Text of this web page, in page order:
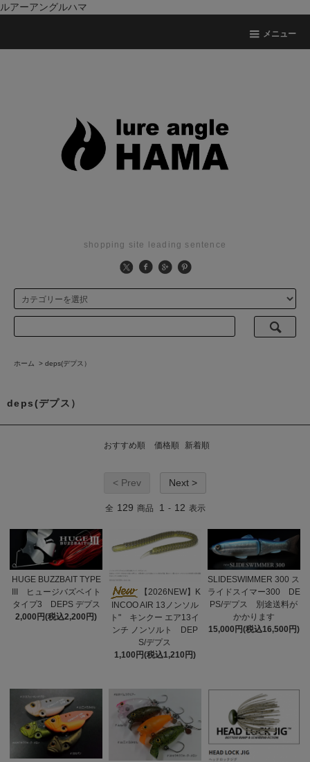
ルアーアングルハマ
メニュー
shopping site leading sentence
ホーム > deps(デプス）
deps(デプス）
おすすめ順 価格順 新着順
< Prev Next >
全 129 商品 1 - 12 表示
HUGE BUZZBAIT TYPE
III ヒュージバズベイト
タイプ3 DEPS デプス
2,000円(税込2,200円)
【2026NEW】K
INCOO AIR 13ノンソル
ト" キンクー エア13イ
ンチ ノンソルト DEP
S/デプス
1,100円(税込1,210円)
SLIDESWIMMER 300 ス
ライドスイマー300 DE
PS/デプス 別途送料が
かかります
15,000円(税込16,500円)